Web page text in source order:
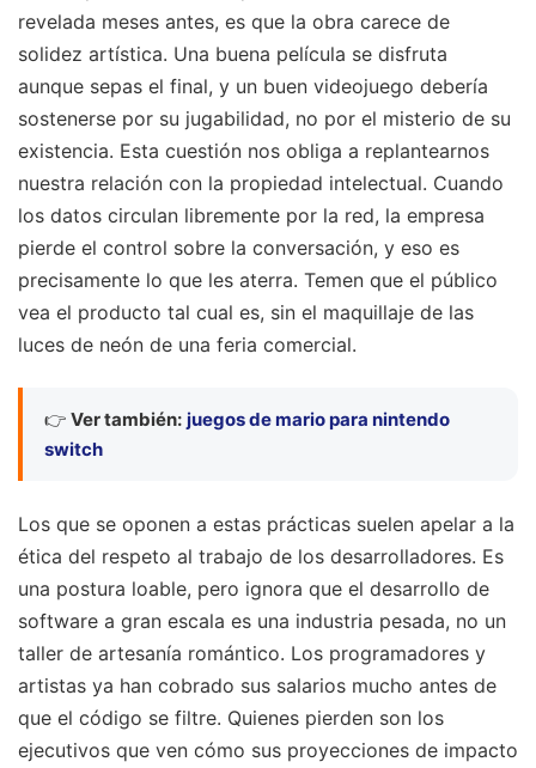
revelada meses antes, es que la obra carece de
solidez artística. Una buena película se disfruta
aunque sepas el final, y un buen videojuego debería
sostenerse por su jugabilidad, no por el misterio de su
existencia. Esta cuestión nos obliga a replantearnos
nuestra relación con la propiedad intelectual. Cuando
los datos circulan libremente por la red, la empresa
pierde el control sobre la conversación, y eso es
precisamente lo que les aterra. Temen que el público
vea el producto tal cual es, sin el maquillaje de las
luces de neón de una feria comercial.
👉 Ver también: juegos de mario para nintendo
switch
Los que se oponen a estas prácticas suelen apelar a la
ética del respeto al trabajo de los desarrolladores. Es
una postura loable, pero ignora que el desarrollo de
software a gran escala es una industria pesada, no un
taller de artesanía romántico. Los programadores y
artistas ya han cobrado sus salarios mucho antes de
que el código se filtre. Quienes pierden son los
ejecutivos que ven cómo sus proyecciones de impacto